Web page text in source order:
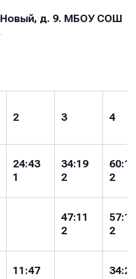
д. 9. МБОУ СОШ
2 3 4
24:43
1
34:19
2
60:17
2
47:11
2
57:18
2
11:47
34:29